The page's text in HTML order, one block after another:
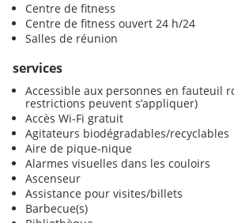
Centre de fitness
Centre de fitness ouvert 24 h/24
Salles de réunion
services
Accessible aux personnes en fauteuil
restrictions peuvent s’appliquer)
Accès Wi-Fi gratuit
Agitateurs biodégradables/recyclables
Aire de pique-nique
Alarmes visuelles dans les couloirs
Ascenseur
Assistance pour visites/billets
Barbecue(s)